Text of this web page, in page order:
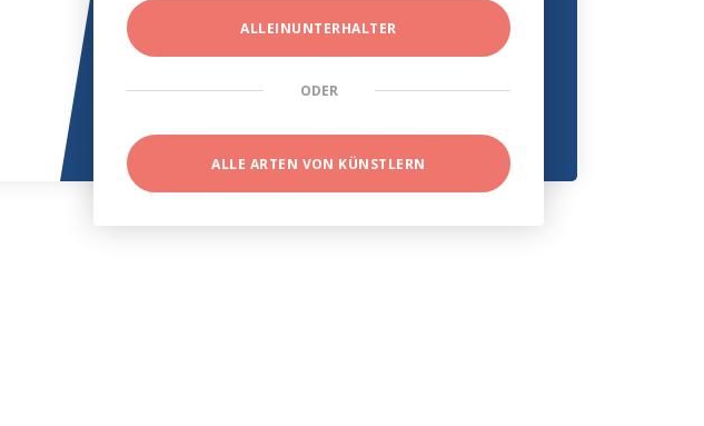
ALLEINUNTERHALTER
ODER
ALLE ARTEN VON KÜNSTLERN